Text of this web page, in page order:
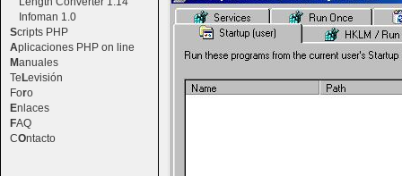
Infoman 1.0
Scripts PHP
Aplicaciones PHP on line
Manuales
TeLevisión
Foro
Enlaces
FAQ
COntacto